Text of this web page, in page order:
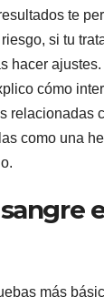
te
si tu
hacer
cómo
relacionadas
como una
más